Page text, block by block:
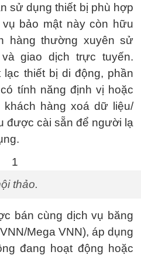
sử dụng thiết bị phù hợp
bảo mật này còn hữu
hàng thường xuyên sử
giao dịch trực tuyến.
thiết bị di động, phần
tính năng định vị hoặc
hàng xoá dữ liệu/
được cài sẵn để người lạ
thảo.
bán cùng dịch vụ băng
Mega VNN), áp dụng
đang hoạt động hoặc